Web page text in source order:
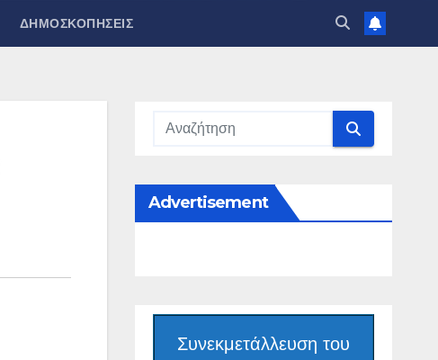
ΔΗΜΟΣΚΟΠΉΣΕΙΣ
Advertisement
Συνεκμετάλλευση του